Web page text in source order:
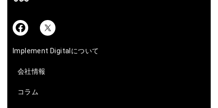
Implement Digitalについて
会社情報
コラム